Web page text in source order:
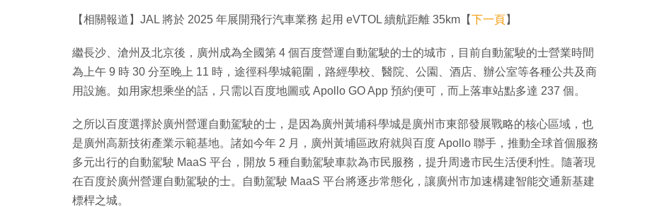
【相關報道】JAL 將於 2025 年展開飛行汽車業務 起用 eVTOL 續航距離 35km【下一頁】
繼長沙、滄州及北京後，廣州成為全國第 4 個百度營運自動駕駛的士的城市，目前自動駕駛的士營業時間
為上午 9 時 30 分至晚上 11 時，途徑科學城範圍，路經學校、醫院、公園、酒店、辦公室等各種公共及商
用設施。如用家想乘坐的話，只需以百度地圖或 Apollo GO App 預約便可，而上落車站點多達 237 個。
之所以百度選擇於廣州營運自動駕駛的士，是因為廣州黃埔科學城是廣州市東部發展戰略的核心區域，也
是廣州高新技術產業示範基地。諸如今年 2 月，廣州黃埔區政府就與百度 Apollo 聯手，推動全球首個服務
多元出行的自動駕駛 MaaS 平台，開放 5 種自動駕駛車款為市民服務，提升周邊市民生活便利性。隨著現
在百度於廣州營運自動駕駛的士。自動駕駛 MaaS 平台將逐步常態化，讓廣州市加速構建智能交通新基建
標桿之城。